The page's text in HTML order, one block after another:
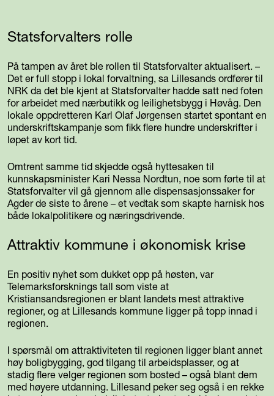
Statsforvalters rolle
På tampen av året ble rollen til Statsforvalter aktualisert. –
Det er full stopp i lokal forvaltning, sa Lillesands ordfører til
NRK da det ble kjent at Statsforvalter hadde satt ned foten
for arbeidet med nærbutikk og leilighetsbygg i Høvåg. Den
lokale oppdretteren Karl Olaf Jørgensen startet spontant en
underskriftskampanje som fikk flere hundre underskrifter i
løpet av kort tid.
Omtrent samme tid skjedde også hyttesaken til
kunnskapsminister Kari Nessa Nordtun, noe som førte til at
Statsforvalter vil gå gjennom alle dispensasjonssaker for
Agder de siste to årene – et vedtak som skapte harnisk hos
både lokalpolitikere og næringsdrivende.
Attraktiv kommune i økonomisk krise
En positiv nyhet som dukket opp på høsten, var
Telemarksforsknings tall som viste at
Kristiansandsregionen er blant landets mest attraktive
regioner, og at Lillesands kommune ligger på topp innad i
regionen.
I spørsmål om attraktiviteten til regionen ligger blant annet
høy boligbygging, god tilgang til arbeidsplasser, og at
stadig flere velger regionen som bosted – også blant dem
med høyere utdanning. Lillesand peker seg også i en rekke